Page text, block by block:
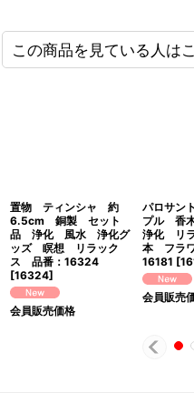
この商品を見ている人は
置物 ティンシャ 約
6.5cm 銅製 セット
品 浄化 風水 浄化グ
ッズ 瞑想 リラック
ス 品番：16324
[16324]
会員販売価格
パロサン
プル 香
浄化 リ
本 フラ
16181 [
会員販売